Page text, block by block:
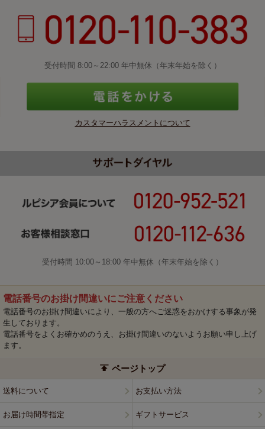
受付時間 8:00～22:00 年中無休（年末年始を除く）
カスタマーハラスメントについて
受付時間 10:00～18:00 年中無休（年末年始を除く）
電話番号のお掛け間違いにご注意ください
電話番号のお掛け間違いにより、一般の方へご迷惑をおかけする事象が発
生しております。
電話番号をよくお確かめのうえ、お掛け間違いのないようお願い申し上げ
ます。
ページトップ
送料について お支払い方法
お届け時間帯指定 ギフトサービス